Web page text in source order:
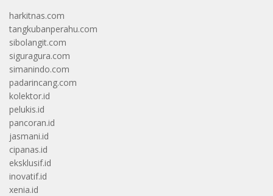
harkitnas.com
tangkubanperahu.com
sibolangit.com
siguragura.com
simanindo.com
padarincang.com
kolektor.id
pelukis.id
pancoran.id
jasmani.id
cipanas.id
eksklusif.id
inovatif.id
xenia.id